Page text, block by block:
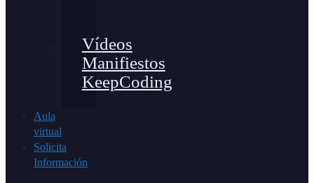
Vídeos
Manifiestos
KeepCoding
Aula
virtual
Solicita
Información